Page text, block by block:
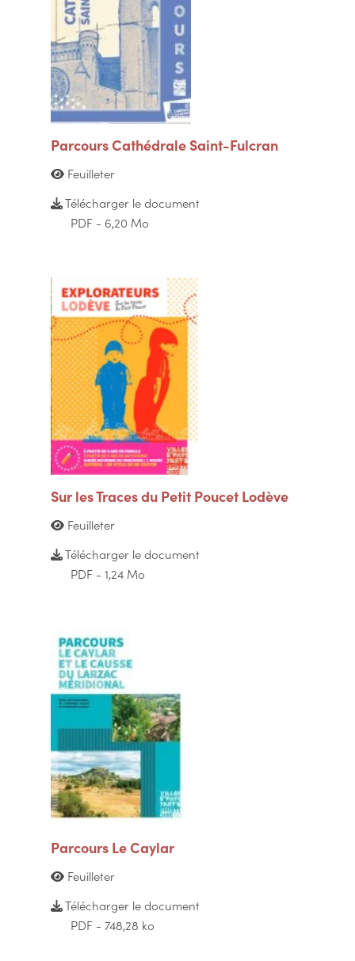
Parcours Cathédrale Saint-Fulcran
Feuilleter
Télécharger le document
PDF - 6,20 Mo
Sur les Traces du Petit Poucet Lodève
Feuilleter
Télécharger le document
PDF - 1,24 Mo
Parcours Le Caylar
Feuilleter
Télécharger le document
PDF - 748,28 ko